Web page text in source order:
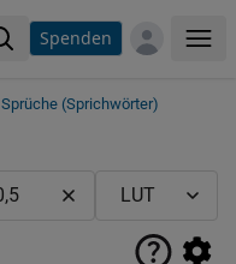
Spenden
Sprüche (Sprichwörter)